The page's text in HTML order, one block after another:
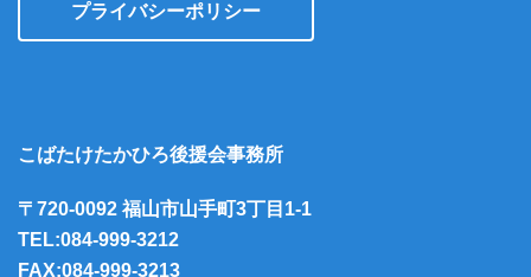
プライバシーポリシー
こばたけたかひろ後援会事務所
〒720-0092 福山市山手町3丁目1-1
TEL:084-999-3212
FAX:084-999-3213